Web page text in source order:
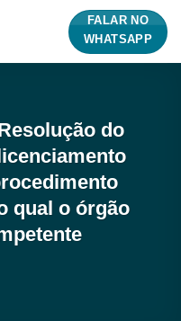
FALAR NO
WHATSAPP
do
qual o órgão